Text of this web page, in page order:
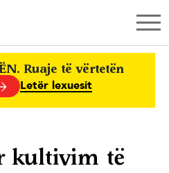
Ruaje të vërtetën
Letër lexuesit
kultivim të